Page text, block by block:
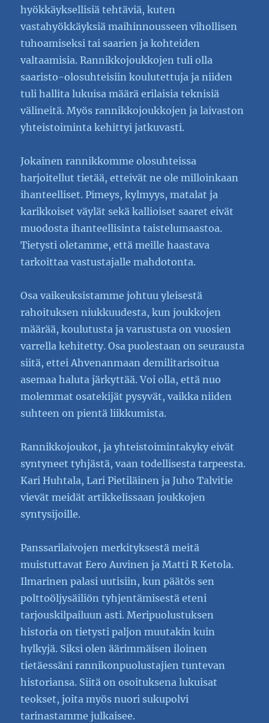
hyökkäyksellisiä tehtäviä, kuten
vastahyökkäyksiä maihinnousseen vihollisen
tuhoamiseksi tai saarien ja kohteiden
valtaamisia. Rannikkojoukkojen tuli olla
saaristo-olosuhteisiin koulutettuja ja niiden
tuli hallita lukuisa määrä erilaisia teknisiä
välineitä. Myös rannikkojoukkojen ja laivaston
yhteistoiminta kehittyi jatkuvasti.
Jokainen rannikkomme olosuhteissa
harjoitellut tietää, etteivät ne ole milloinkaan
ihanteelliset. Pimeys, kylmyys, matalat ja
karikkoiset väylät sekä kallioiset saaret eivät
muodosta ihanteellisinta taistelumaastoa.
Tietysti oletamme, että meille haastava
tarkoittaa vastustajalle mahdotonta.
Osa vaikeuksistamme johtuu yleisestä
rahoituksen niukkuudesta, kun joukkojen
määrää, koulutusta ja varustusta on vuosien
varrella kehitetty. Osa puolestaan on seurausta
siitä, ettei Ahvenanmaan demilitarisoitua
asemaa haluta järkyttää. Voi olla, että nuo
molemmat osatekijät pysyvät, vaikka niiden
suhteen on pientä liikkumista.
Rannikkojoukot, ja yhteistoimintakyky eivät
syntyneet tyhjästä, vaan todellisesta tarpeesta.
Kari Huhtala, Lari Pietiläinen ja Juho Talvitie
vievät meidät artikkelissaan joukkojen
syntysijoille.
Panssarilaivojen merkityksestä meitä
muistuttavat Eero Auvinen ja Matti R Ketola.
Ilmarinen palasi uutisiin, kun päätös sen
polttoöljysäiliön tyhjentämisestä eteni
tarjouskilpailuun asti. Meripuolustuksen
historia on tietysti paljon muutakin kuin
hylkyjä. Siksi olen äärimmäisen iloinen
tietäessäni rannikonpuolustajien tuntevan
historiansa. Siitä on osoituksena lukuisat
teokset, joita myös nuori sukupolvi
tarinastamme julkaisee.